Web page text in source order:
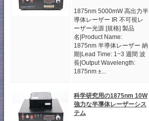
1875nm 5000mW 高出力半
導体レーザー IR 不可視レ
ーザー光源 [規格] 製品
名|Product Name:
1875nm 半導体レーザー 納
期|Lead Time: 1~3 週間 波
長|Output Wavelength:
1875nm ±...
科学研究用の1875nm 10W
強力な半導体レーザーシス
テム